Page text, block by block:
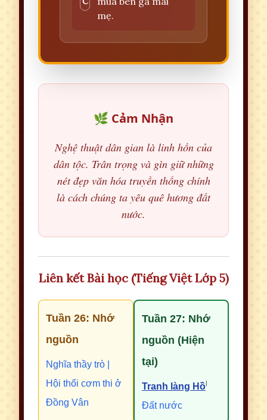
mẹ.
🌿 Cảm Nhận
Nghệ thuật dân gian là linh hồn của
dân tộc. Trân trọng và gìn giữ những
nét đẹp văn hóa truyền thống chính
là cách chúng ta yêu quê hương đất
nước.
Liên kết Bài học (Tiếng Việt Lớp 5)
Tuần 26: Nhớ
nguồn
Nghĩa thầy trò |
Hội thổi cơm thi ở
Đồng Vân
Tuần 27: Nhớ
nguồn (Hiện
tại)
Tranh làng Hồ|
Đất nước